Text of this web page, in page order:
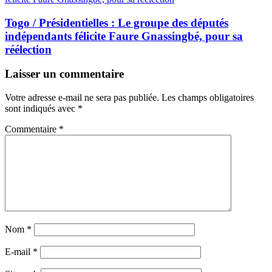
Togo / Présidentielles : Le groupe des députés
indépendants félicite Faure Gnassingbé, pour sa
réélection
Laisser un commentaire
Votre adresse e-mail ne sera pas publiée. Les champs obligatoires
sont indiqués avec *
Commentaire *
Nom *
E-mail *